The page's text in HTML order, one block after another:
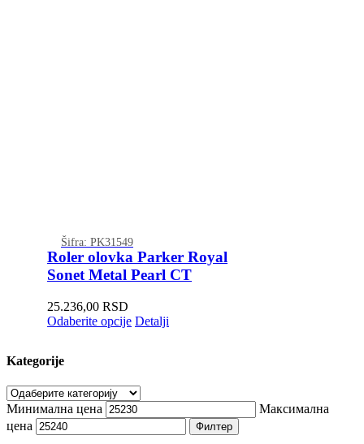
Šifra: PK31549
Roler olovka Parker Royal
Sonet Metal Pearl CT
25.236,00 RSD
Odaberite opcije Detalji
Kategorije
Минимална цена
Максимална
цена
Филтер